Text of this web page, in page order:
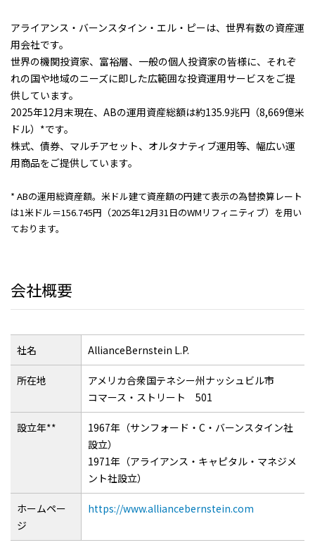
アライアンス・バーンスタイン・エル・ピーは、世界有数の資産運
用会社です。
世界の機関投資家、富裕層、一般の個人投資家の皆様に、それぞ
れの国や地域のニーズに即した広範囲な投資運用サービスをご提
供しています。
2025年12月末現在、ABの運用資産総額は約135.9兆円（8,669億米
ドル）*です。
株式、債券、マルチアセット、オルタナティブ運用等、幅広い運
用商品をご提供しています。
* ABの運用総資産額。米ドル建て資産額の円建て表示の為替換算レート
は1米ドル＝156.745円（2025年12月31日のWMリフィニティブ）を用い
ております。
会社概要
社名 AllianceBernstein L.P.
所在地
アメリカ合衆国テネシー州ナッシュビル市
コマース・ストリート 501
設立年**
1967年（サンフォード・C・バーンスタイン社
設立）
1971年（アライアンス・キャピタル・マネジメ
ント社設立）
ホームペー
ジ
https://www.alliancebernstein.com